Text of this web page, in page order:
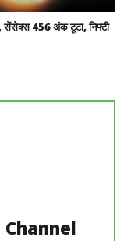
सेंसेक्स 456 अंक टूटा, निफ्टी